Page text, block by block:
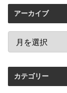
アーカイブ
カテゴリー